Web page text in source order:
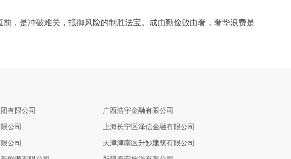
，是冲破难关，抵御风险的制胜法宝。成由勤俭败由奢，奢华浪费是
有限公司 广西浩宇金融有限公司
公司 上海长宁区泽信金融有限公司
公司 天津津南区升妙建筑有限公司